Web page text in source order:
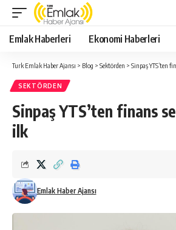
Emlak Haberleri Ekonomi Haberleri
Turk Emlak Haber Ajansı > Blog > Sektörden > Sinpaş YTS’ten
SEKTÖRDEN
Sinpaş YTS’ten finans
ilk
Emlak Haber Ajansı